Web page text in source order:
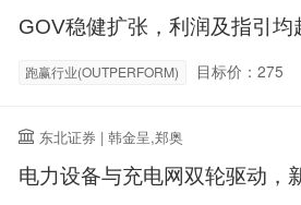
GOV稳健扩张，利润及指引均
跑赢行业(OUTPERFORM) 目标价：275
东北证券 | 韩金呈,郑奥
电力设备与充电网双轮驱动，